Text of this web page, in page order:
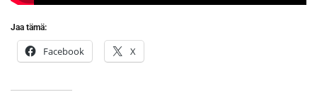
Jaa tämä:
Facebook X